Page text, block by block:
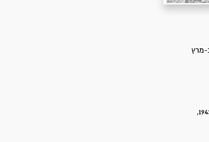
שוחרר ב-מרץ
הקבוצה הייתה מורכבת מ-25 נערים ונערות ניצולי שואה, שהגיעו ארצה בדרכים שונות ב-1943,